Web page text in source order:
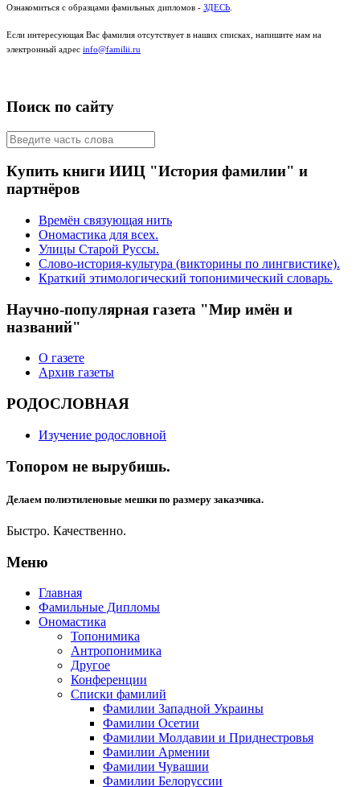
Ознакомиться с образцами фамильных дипломов - ЗДЕСЬ
Если интересующая Вас фамилия отсутствует в наших списках, напишите нам на
электронный адрес info@familii.ru
Поиск по сайту
Купить книги ИИЦ "История фамилии" и
партнёров
Времён связующая нить
Ономастика для всех.
Улицы Старой Руссы.
Слово-история-культура (викторины по лингвистике).
Краткий этимологический топонимический словарь.
Научно-популярная газета "Мир имён и
названий"
О газете
Архив газеты
РОДОСЛОВНАЯ
Изучение родословной
Топором не вырубишь.
Делаем полиэтиленовые мешки по размеру заказчика.
Быстро. Качественно.
Меню
Главная
Фамильные Дипломы
Ономастика
Топонимика
Антропонимика
Другое
Конференции
Списки фамилий
Фамилии Западной Украины
Фамилии Осетии
Фамилии Молдавии и Приднестровья
Фамилии Армении
Фамилии Чувашии
Фамилии Белоруссии